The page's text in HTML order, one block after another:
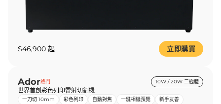
$46,900 起 立即購買
Ador熱門 10W / 20W 二極體
世界首創彩色列印雷射切割機
一刀切 10mm 彩色列印 自動對焦 一鍵相機預覽 新手友善